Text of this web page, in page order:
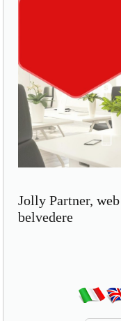
Jolly Partner,
belvedere